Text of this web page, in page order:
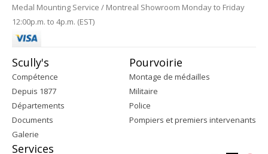
Medal Mounting Service / Montreal Showroom Monday to Friday
12:00p.m. to 4p.m. (EST)
Scully's
Compétence
Depuis 1877
Départements
Documents
Galerie
Pourvoirie
Montage de médailles
Militaire
Police
Pompiers et premiers intervenants
Services